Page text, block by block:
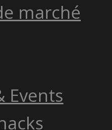
marché
Events